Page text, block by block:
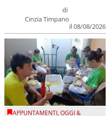
di
Cinzia Timpano
il 08/08/2026
APPUNTAMENTI,OGGI &